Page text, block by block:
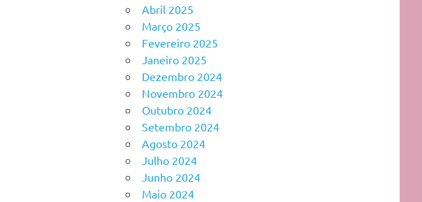
Abril 2025
Março 2025
Fevereiro 2025
Janeiro 2025
Dezembro 2024
Novembro 2024
Outubro 2024
Setembro 2024
Agosto 2024
Julho 2024
Junho 2024
Maio 2024